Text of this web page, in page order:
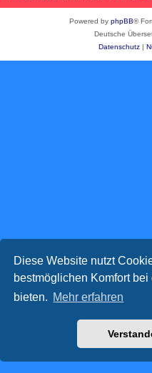
Diese Website nutzt
bestmöglichen Komfort bei
bieten. Mehr erfahren
Powered by phpBB®
Deutsche
Datenschutz|